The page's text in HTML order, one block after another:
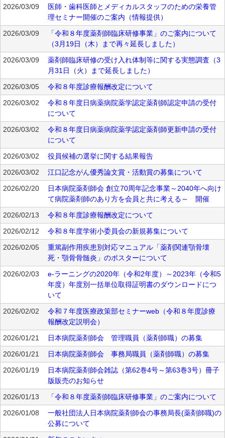
2026/03/09
医師・歯科医師とメディカルスタッフのための栄養管
理セミナー開催のご案内（情報提供）
2026/03/09
「令和８年度薬剤師臨床研修事業」のご案内について
（3月19日（木）まで再々延長しました）
2026/03/09
薬剤師臨床研修の受け入れ体制等に関する実態調査（3
月31日（火）まで延長しました）
2026/03/05
令和８年度診療報酬改定について
2026/03/02
令和８年度日病薬病院薬学認定薬剤師認定申請の受付
について
2026/03/02
令和８年度日病薬病院薬学認定薬剤師更新申請の受付
について
2026/03/02
役員候補の選挙に関する結果報告
2026/03/02
江口記念がん優秀論文賞・活動賞の募集について
2026/02/20
日本病院薬剤師会 創立70周年記念事業～2040年へ向け
て病院薬剤師のあり方を会員と共に考える～ 開催
2026/02/13
令和８年度診療報酬改定について
2026/02/12
令和８年度学術小委員会の新規募集について
2026/02/05
重篤副作用疾患別対応マニュアル「薬剤関連顎骨壊
死・顎骨骨髄炎」のポスターについて
2026/02/03
e-ラーニングの2020年（令和2年度）～2023年（令和5
年度）年度別一括単位取得証明書のダウンロードにつ
いて
2026/02/02
令和７年度医療政策部セミナーweb（令和８年度診療
報酬改定説明会）
2026/01/21
日本病院薬剤師会 管理職員（薬剤師職）の募集
2026/01/21
日本病院薬剤師会 事務局職員（薬剤師職）の募集
2026/01/19
日本病院薬剤師会雑誌（第62巻4号～第63巻3号）冊子
版販売のお知らせ
2026/01/13
「令和８年度薬剤師臨床研修事業」のご案内について
2026/01/08
一般社団法人日本病院薬剤師会の事務局長(薬剤師職)の
公募について